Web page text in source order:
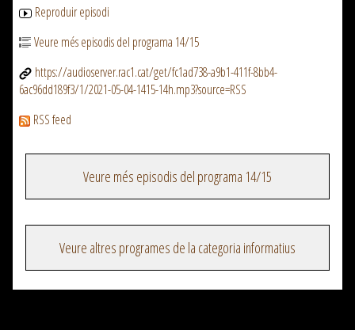
Reproduir episodi
Veure més episodis del programa 14/15
https://audioserver.rac1.cat/get/fc1ad738-a9b1-411f-8bb4-
6ac96dd189f3/1/2021-05-04-1415-14h.mp3?source=RSS
RSS feed
Veure més episodis del programa 14/15
Veure altres programes de la categoria informatius